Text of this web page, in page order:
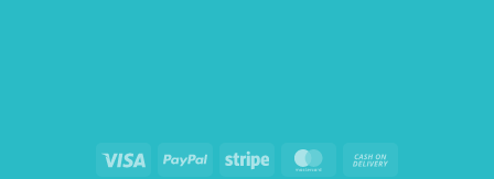
Visa PayPal Stripe MasterCard